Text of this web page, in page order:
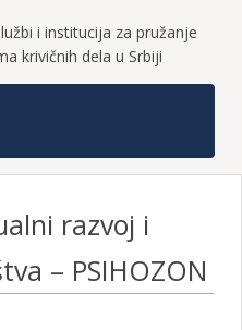
i institucija za pružanje
krivičnih dela u Srbiji
razvoj i
– PSIHOZON